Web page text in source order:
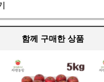
함께 구매한 상품